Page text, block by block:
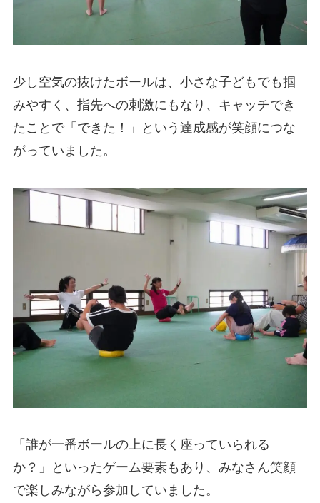
少し空気の抜けたボールは、小さな子どもでも掴
みやすく、指先への刺激にもなり、キャッチでき
たことで「できた！」という達成感が笑顔につな
がっていました。
「誰が一番ボールの上に長く座っていられる
か？」といったゲーム要素もあり、みなさん笑顔
で楽しみながら参加していました。